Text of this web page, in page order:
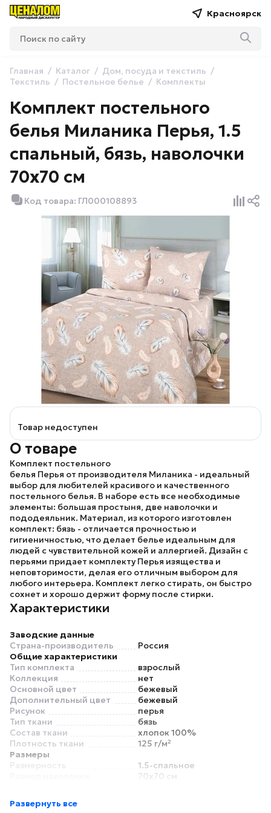
Красноярск
Главная Каталог
Дом, посуда и текстиль
Текстиль
Постельное белье Комплекты
Комплект постельного
белья Миланика Перья, 1.5
спальный, бязь, наволочки
70х70 см
Код товара: ГЛ000108893
Товар недоступен
О товаре
Комплект постельного
белья Перья от производителя Миланика - идеальный
выбор для любителей красивого и качественного
постельного белья. В наборе есть все необходимые
элементы: большая простыня, две наволочки и
пододеяльник. Материал, из которого изготовлен
комплект: бязь - отличается прочностью и
гигиеничностью, что делает белье идеальным для
людей с чувствительной кожей и аллергией. Дизайн с
перьями придает комплектуПерья изящества и
неповторимости, делая его отличным выбором для
любого интерьера. Комплект легко стирать, он быстро
сохнет и хорошо держит форму после стирки.
Характеристики
Заводские данные
Страна-производитель
Россия
Общие характеристики
Тип комплекта
взрослый
Коллекция
нет
Основной цвет
бежевый
Дополнительный цвет
бежевый
Рисунок
перья
Тип ткани
бязь
Состав ткани
хлопок 100%
Плотность ткани
125 г/м²
Размеры
Размерность
1.5-спальное
70x70 см
Для матраса высотой
Развернуть все